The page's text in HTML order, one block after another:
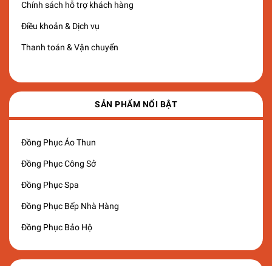
Chính sách hỗ trợ khách hàng
Điều khoản & Dịch vụ
Thanh toán & Vận chuyển
SẢN PHẨM NỔI BẬT
Đồng Phục Áo Thun
Đồng Phục Công Sở
Đồng Phục Spa
Đồng Phục Bếp Nhà Hàng
Đồng Phục Bảo Hộ